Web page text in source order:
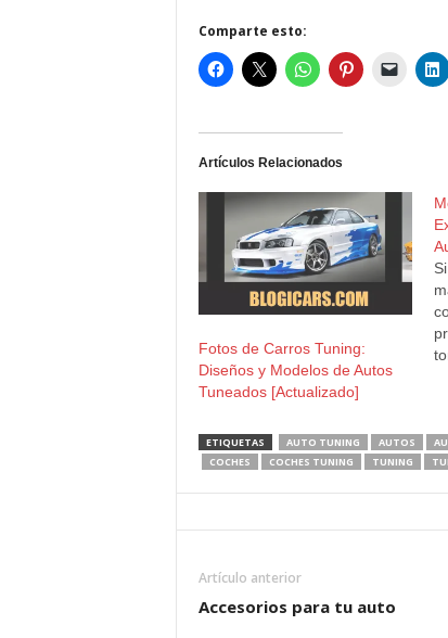
Comparte esto:
Artículos Relacionados
Fotos de Carros Tuning:
Diseños y Modelos de Autos
Tuneados [Actualizado]
ETIQUETAS AUTO TUNING AUTOS
COCHES
COCHES TUNING TUNING
Artículo anterior
Accesorios para tu auto